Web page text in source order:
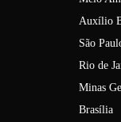
Auxílio
São
Rio de
Minas
Brasília